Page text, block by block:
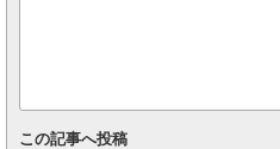
この記事へ投稿